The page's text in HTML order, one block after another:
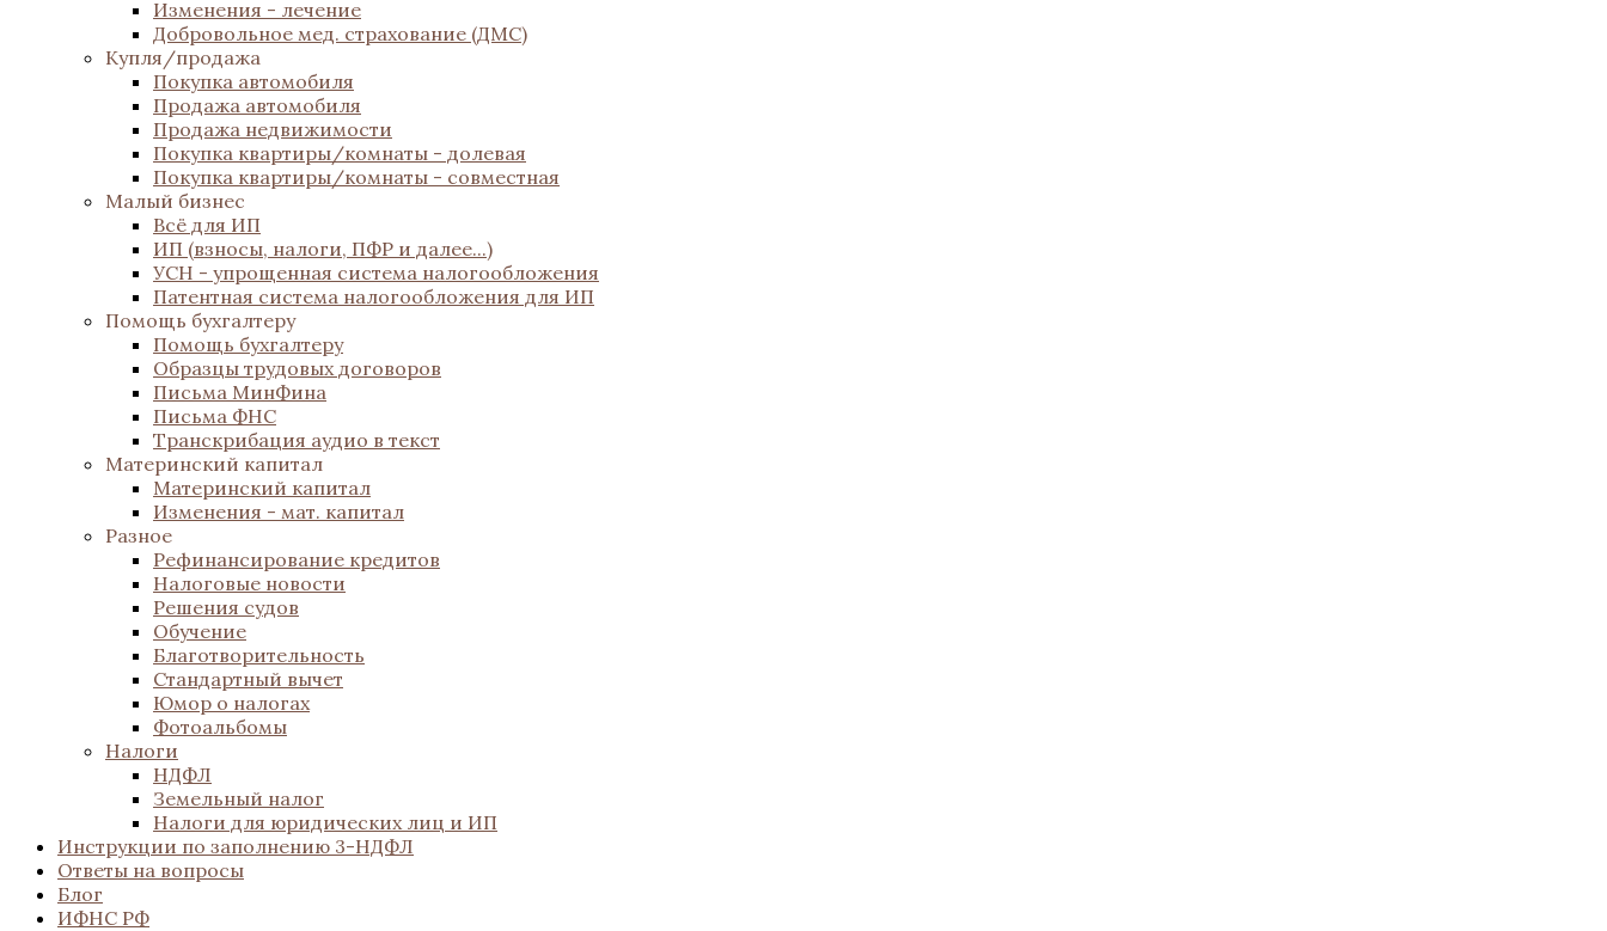
Изменения - лечение
Добровольное мед. страхование (ДМС)
Купля/продажа
Покупка автомобиля
Продажа автомобиля
Продажа недвижимости
Покупка квартиры/комнаты - долевая
Покупка квартиры/комнаты - совместная
Малый бизнес
Всё для ИП
ИП (взносы, налоги, ПФР и далее...)
УСН - упрощенная система налогообложения
Патентная система налогообложения для ИП
Помощь бухгалтеру
Помощь бухгалтеру
Образцы трудовых договоров
Письма МинФина
Письма ФНС
Транскрибация аудио в текст
Материнский капитал
Материнский капитал
Изменения - мат. капитал
Разное
Рефинансирование кредитов
Налоговые новости
Решения судов
Обучение
Благотворительность
Стандартный вычет
Юмор о налогах
Фотоальбомы
Налоги
НДФЛ
Земельный налог
Налоги для юридических лиц и ИП
Инструкции по заполнению 3-НДФЛ
Ответы на вопросы
Блог
ИФНС РФ